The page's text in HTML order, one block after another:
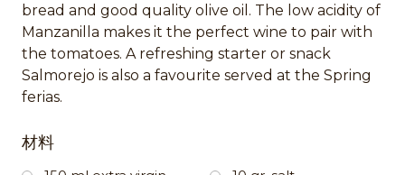
bread and good quality olive oil. The low acidity of
Manzanilla makes it the perfect wine to pair with
the tomatoes. A refreshing starter or snack
Salmorejo is also a favourite served at the Spring
ferias.
材料